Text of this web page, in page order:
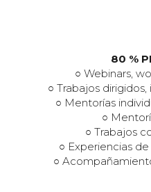
80 %
○ Webinars,
○ Trabajos
○ Mentorías
○
○ Trabajos
○ Experiencias
○